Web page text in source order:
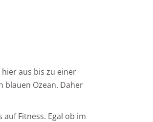
aus bis zu einer
blauen Ozean. Daher
Fitness. Egal ob im